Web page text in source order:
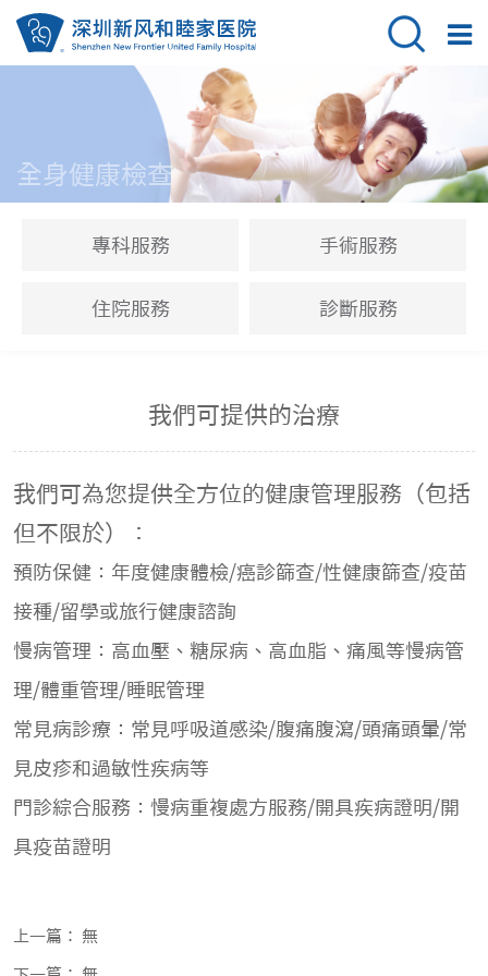
全身健康檢查
專科服務 手術服務
住院服務 診斷服務
我們可提供的治療
我們可為您提供全方位的健康管理服務（包括
但不限於）：
預防保健：年度健康體檢/癌診篩查/性健康篩查/疫苗
接種/留學或旅行健康諮詢
慢病管理：高血壓、糖尿病、高血脂、痛風等慢病管
理/體重管理/睡眠管理
常見病診療：常見呼吸道感染/腹痛腹瀉/頭痛頭暈/常
見皮疹和過敏性疾病等
門診綜合服務：慢病重複處方服務/開具疾病證明/開
具疫苗證明
上一篇： 無